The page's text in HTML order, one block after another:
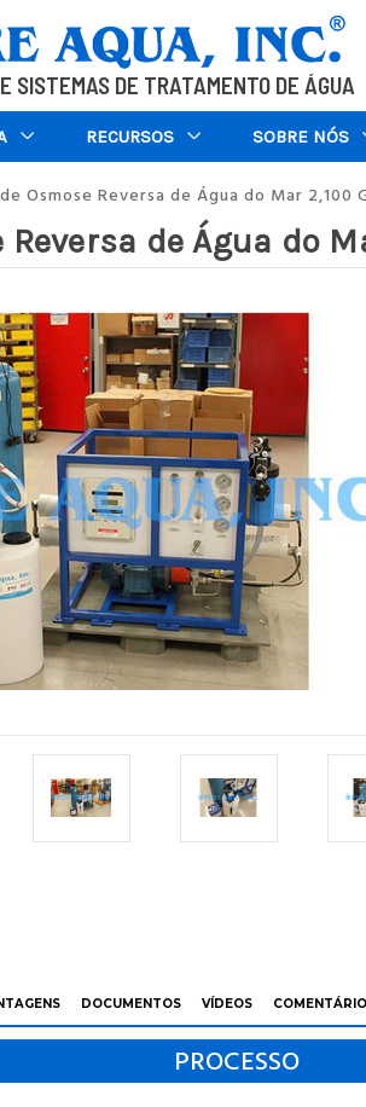
SISTEMAS DE TRATAMENTO DE ÁGUA
RECURSOS SOBRE NÓS
Osmose Reversa de Água do Mar 2,100
de Água do
DOCUMENTOS VÍDEOS
PROCESSO